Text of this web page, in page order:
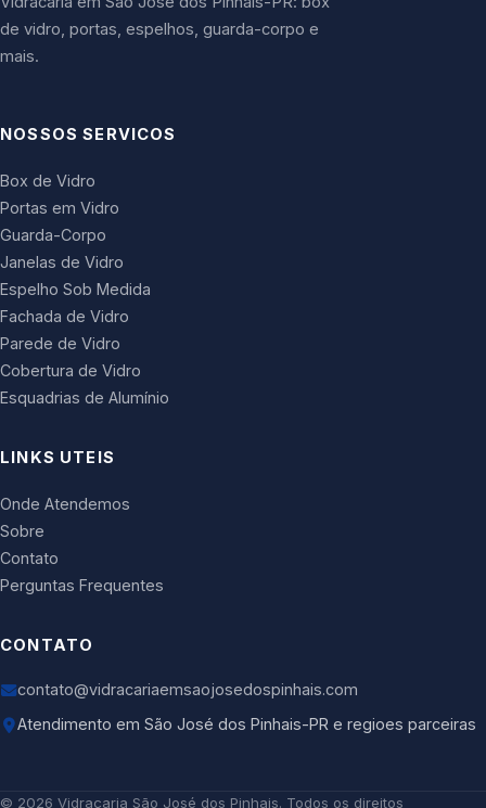
de vidro, portas, espelhos, guarda-corpo e
mais.
NOSSOS SERVICOS
Box de Vidro
Portas em Vidro
Guarda-Corpo
Janelas de Vidro
Espelho Sob Medida
Fachada de Vidro
Parede de Vidro
Cobertura de Vidro
Esquadrias de Alumínio
LINKS UTEIS
Onde Atendemos
Sobre
Contato
Perguntas Frequentes
CONTATO
contato@vidracariaemsaojosedospinhais.com
Atendimento em São José dos Pinhais-PR e regioes parceiras
© 2026 Vidraçaria São José dos Pinhais. Todos os direitos